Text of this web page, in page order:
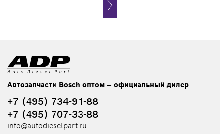
Автозапчасти Bosch оптом — официальный дилер
+7 (495) 734-91-88
+7 (495) 707-33-88
info@autodieselpart.ru